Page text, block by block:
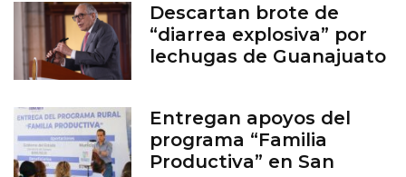
Descartan brote de
“diarrea explosiva” por
lechugas de Guanajuato
Entregan apoyos del
programa “Familia
Productiva” en San